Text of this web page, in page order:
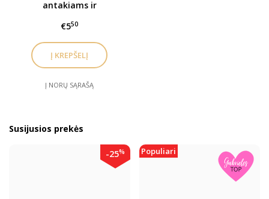
antakiams ir
botokso sašėtės - 10
vnt. rinkinys
€550
Į NORŲ SĄRAŠĄ
Susijusios prekės
-25% Populiari